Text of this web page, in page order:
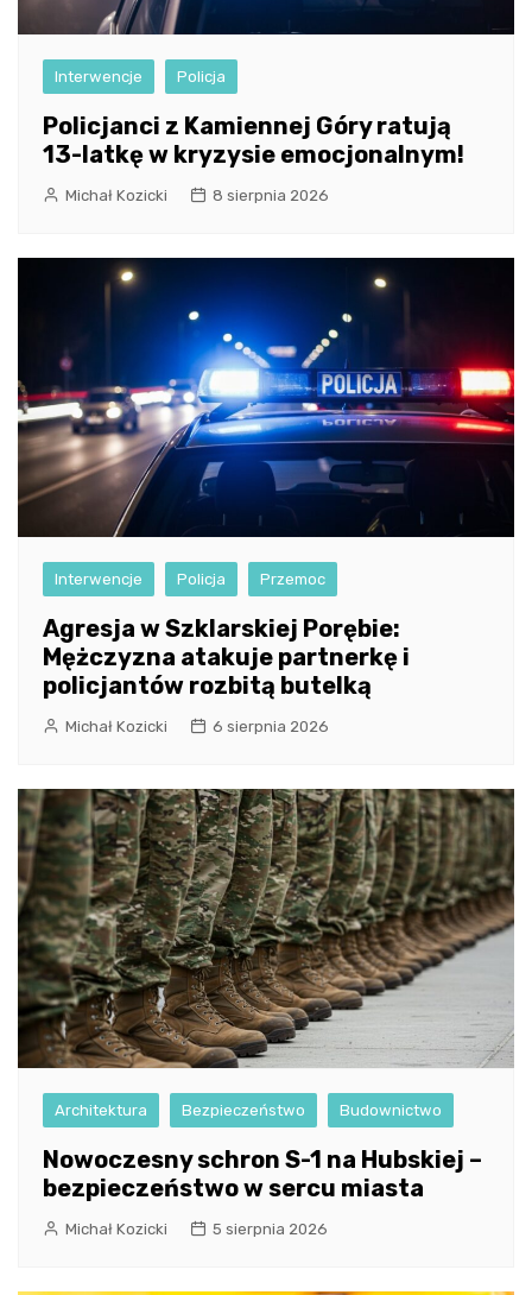
Interwencje Policja
Policjanci z Kamiennej Góry ratują
13-latkę w kryzysie emocjonalnym!
Michał Kozicki 8 sierpnia 2026
Interwencje Policja Przemoc
Agresja w Szklarskiej Porębie:
Mężczyzna atakuje partnerkę i
policjantów rozbitą butelką
Michał Kozicki 6 sierpnia 2026
Architektura Bezpieczeństwo Budownictwo
Nowoczesny schron S-1 na Hubskiej –
bezpieczeństwo w sercu miasta
Michał Kozicki 5 sierpnia 2026